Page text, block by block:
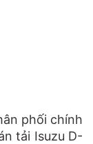
phối chính
tải Isuzu D-